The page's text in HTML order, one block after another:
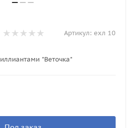
Артикул: ехл 10
"Веточка"